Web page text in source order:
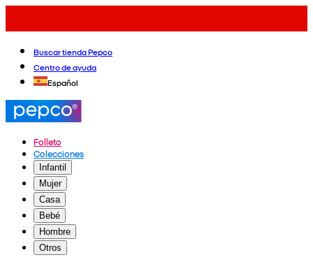
Buscar tienda Pepco
Centro de ayuda
Español
Folleto
Colecciones
Infantil
Mujer
Casa
Bebé
Hombre
Otros